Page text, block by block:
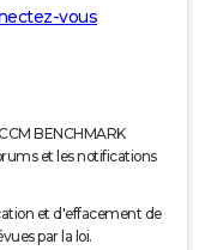
vous
BENCHMARK
et les notifications
et d'effacement de
par la loi.